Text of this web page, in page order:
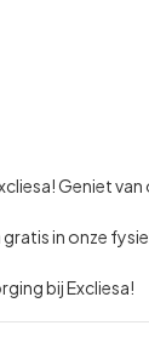
Geniet
gratis in onze
bij Excliesa!